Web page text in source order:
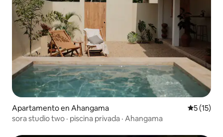
Apartamento en Ahangama
5 (15)
sora studio two · piscina privada · Ahangama